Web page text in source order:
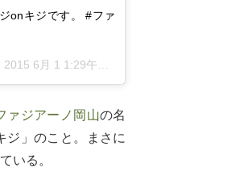
onキジです。 #ファ
2015 6月 1 1:29午前 PDT
ァジアーノ岡山の名
ジ」のこと。まさに
いる。